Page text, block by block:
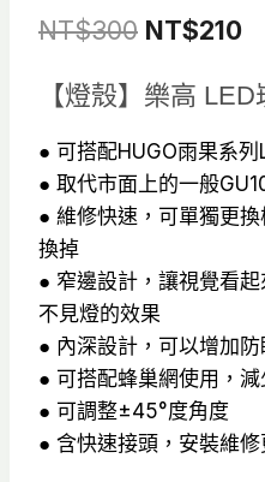
NT$300 原
價
格：
NT$300
NT$210目
價
【燈殼】樂高 LED
● 可搭配HUGO雨果系列
● 取代市面上的一般
● 維修快速，可單獨更
換掉
● 窄邊設計，讓視覺看
不見燈的效果
● 內深設計，可以增加
● 可搭配蜂巢網使用，
● 可調整±45°度角度
● 含快速接頭，安裝維